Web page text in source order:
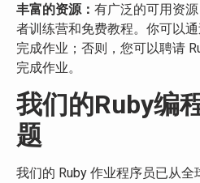
丰富的资源： 有广泛的可用资
者训练营和免费教程。你可以
完成作业；否则，您可以聘请
完成作业。
我们的Ruby编
题
我们的 Ruby 作业程序员已从